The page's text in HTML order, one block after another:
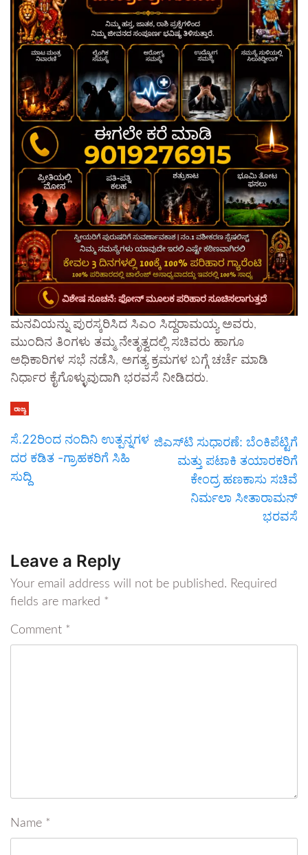
ಮನವಿಯನ್ನು ಪುರಸ್ಕರಿಸಿದ ಸಿಎಂ ಸಿದ್ದರಾಮಯ್ಯ ಅವರು,
ಮುಂದಿನ ತಿಂಗಳು ತಮ್ಮ ನೇತೃತ್ವದಲ್ಲಿ ಸಚಿವರು ಹಾಗೂ
ಅಧಿಕಾರಿಗಳ ಸಭೆ ನಡೆಸಿ, ಅಗತ್ಯ ಕ್ರಮಗಳ ಬಗ್ಗೆ ಚರ್ಚೆ ಮಾಡಿ
ನಿರ್ಧಾರ ಕೈಗೊಳ್ಳುವುದಾಗಿ ಭರವಸೆ ನೀಡಿದರು.
ರಾಜ್ಯ
ಸೆ.22ರಿಂದ ನಂದಿನಿ ಉತ್ಪನ್ನಗಳ
ದರ ಕಡಿತ -ಗ್ರಾಹಕರಿಗೆ ಸಿಹಿ
ಸುದ್ದಿ
ಜಿಎಸ್‌ಟಿ ಸುಧಾರಣೆ: ಬೆಂಕಿಪೆಟ್ಟಿಗೆ
ಮತ್ತು ಪಟಾಕಿ ತಯಾರಕರಿಗೆ
ಕೇಂದ್ರ ಹಣಕಾಸು ಸಚಿವೆ
ನಿರ್ಮಲಾ ಸೀತಾರಾಮನ್
ಭರವಸೆ
Leave a Reply
Your email address will not be published. Required
fields are marked *
Comment *
Name *